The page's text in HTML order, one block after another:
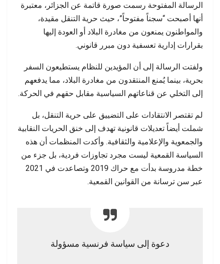
الرسالة المفتوحة رسمت صورة قاتمة عن الجزائر، معتبرة
أنها أصبحت “سجناً مفتوحاً”، حيث حرية التنقل مقيدة،
والمواطنون يمنعون من مغادرة البلاد أو العودة إليها
بقرارات إدارية تعسفية دون مبرر قانوني.
ولفتت الرسالة إلى أن المؤيدين للنظام يستطيعون السفر
بحرية، بينما يُمنع المنتقدون من مغادرة البلاد، مما يدفعهم
إلى التخلي عن قناعاتهم السياسية مقابل حقهم في الحركة.
لم تقتصر الانتقادات على التضييق على حرية التنقل، بل
شملت أيضاً تعديلات قانونية تهدف إلى خنق الحريات النقابية
والجمعوية والإعلامية والثقافية. وأكدت المنظمات أن هذه
السياسة القمعية ليست مجرد تجاوزات فردية، بل جزء من
خطة مدروسة بدأت مع حراك 2019 وتصاعدت في 2021
عبر سن ترسانة من القوانين القمعية.
دعوة إلى سياسة فرنسية مسؤولة